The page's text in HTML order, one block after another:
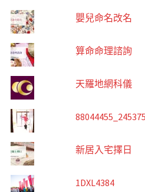
嬰兒命名改名
算命命理諮詢
天羅地網科儀
新居入宅擇日
1DXL4384